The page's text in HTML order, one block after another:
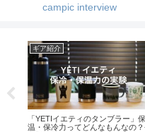
campic interview
ギア紹介
コンパクト化にハイランダーのイ
ンフレーターマット